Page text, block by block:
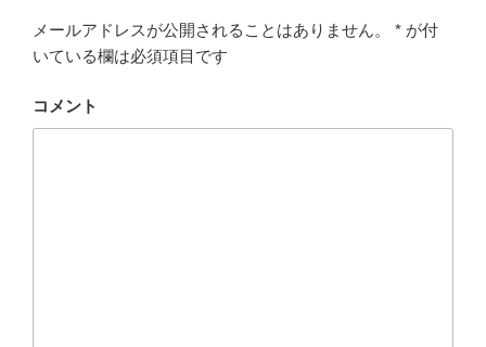
メールアドレスが公開されることはありません。 * が付
いている欄は必須項目です
コメント